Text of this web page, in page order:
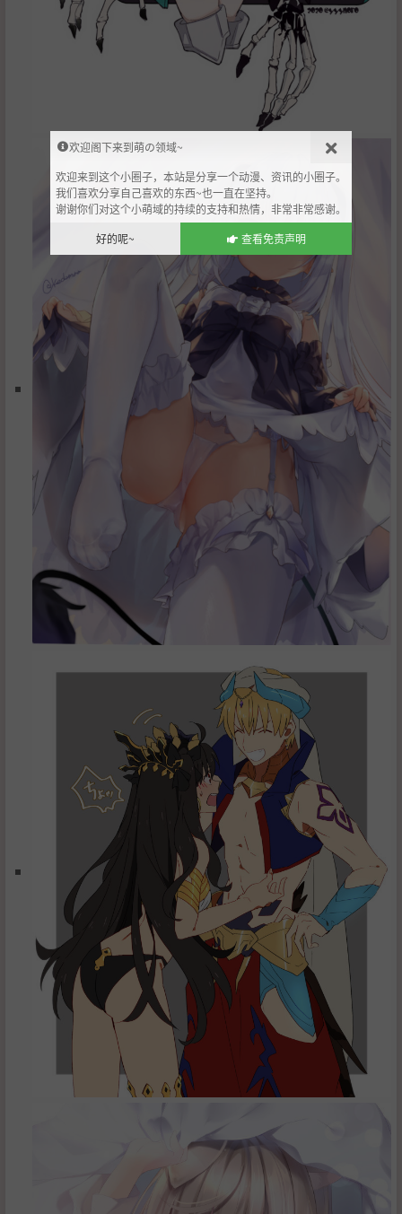
欢迎阁下来到萌の领域~
欢迎来到这个小圈子，本站是分享一个动漫、资讯的小圈子。
我们喜欢分享自己喜欢的东西~也一直在坚持。
谢谢你们对这个小萌域的持续的支持和热情，非常非常感谢。
好的呢~
查看免责声明